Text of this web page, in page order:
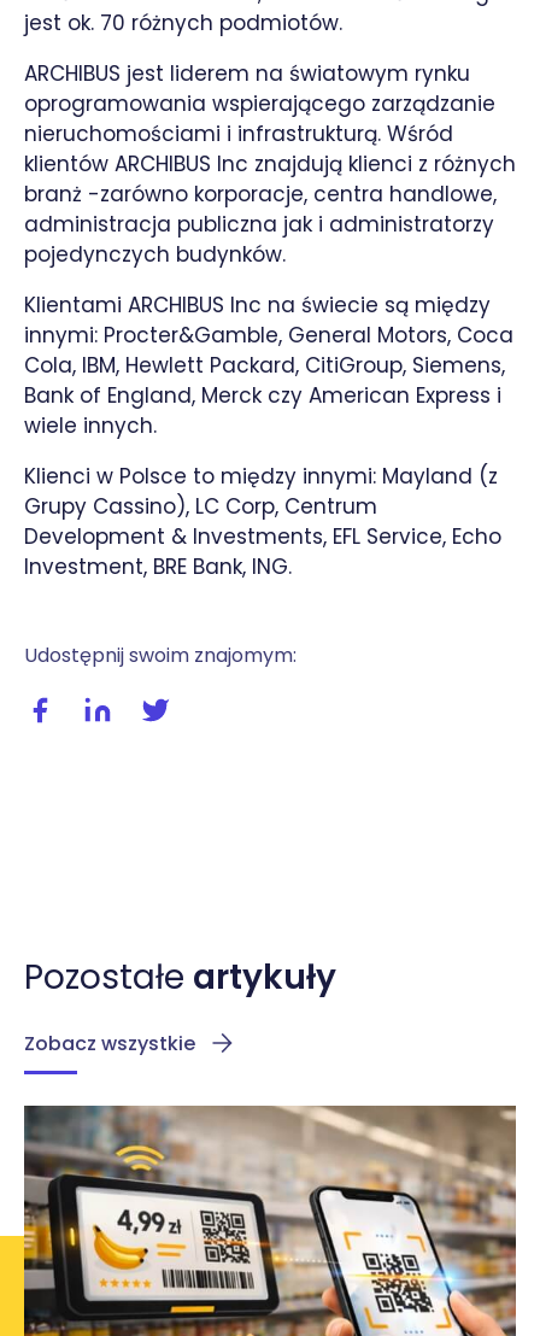
Udostępnij swoim znajomym:
Udostępnij wpis na facebooku
Udostępnij wpis na linkedIn
jest ok. 70 różnych podmiotów.
ARCHIBUS jest liderem na światowym rynku
oprogramowania wspierającego zarządzanie
nieruchomościami i infrastrukturą. Wśród
klientów ARCHIBUS Inc znajdują klienci z różnych
branż -zarówno korporacje, centra handlowe,
administracja publiczna jak i administratorzy
pojedynczych budynków.
Klientami ARCHIBUS Inc na świecie są między
innymi: Procter&Gamble, General Motors, Coca
Cola, IBM, Hewlett Packard, CitiGroup, Siemens,
Bank of England, Merck czy American Express i
wiele innych.
Klienci w Polsce to między innymi: Mayland (z
Grupy Cassino), LC Corp, Centrum
Development & Investments, EFL Service, Echo
Investment, BRE Bank, ING.
Pozostałe artykuły
Zobacz wszystkie